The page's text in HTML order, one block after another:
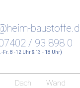
/ 93 898 0
Fr. 8 -12 Uhr & 13 - 18 Uhr)
Dach Wand